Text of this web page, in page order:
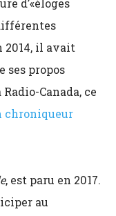
d’«éloges
2014, il avait
ses propos
Canada, ce
chroniqueur
, est paru en 2017.
au